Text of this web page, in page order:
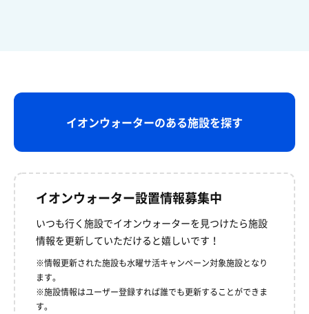
イオンウォーターのある施設を探す
イオンウォーター設置情報募集中
いつも行く施設でイオンウォーターを見つけたら施設
情報を更新していただけると嬉しいです！
※情報更新された施設も水曜サ活キャンペーン対象施設となり
ます。
※施設情報はユーザー登録すれば誰でも更新することができま
す。